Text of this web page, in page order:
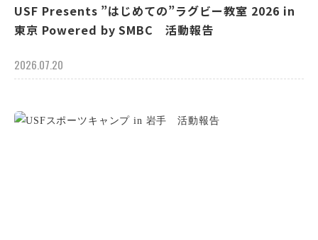
USF Presents ”はじめての”ラグビー教室 2026 in
東京 Powered by SMBC 活動報告
2026.07.20